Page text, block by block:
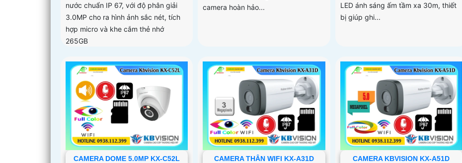
nước chuẩn IP 67, với độ phân giải
3.0MP cho ra hình ảnh sắc nét, tích
hợp micro và khe cắm thẻ nhớ
265GB
camera hoàn hảo...
LED ánh sáng ấm tầm xa 30m, thiết
bị giúp ghi...
CAMERA DOME 5.0MP KX-C52L CAMERA THÂN WIFI KX-A31D CAMERA KBVISION KX-A51D